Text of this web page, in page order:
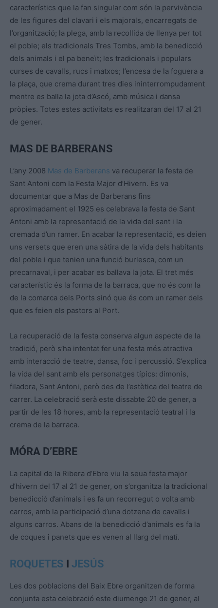
característics que la fan singular com són la pervivència
de les figures del clavari i els majorals, encarregats de
l’organització; la plega, amb la recollida de llenya per tot
el poble; els tradicionals Tres Tombs, amb la benedicció
dels animals i el pa beneït; les tradicionals i populars
curses de cavalls, rucs i matxos; l’encesa de la foguera a
la plaça, que crema durant tres dies ininterrompudament
mentre es balla la jota d’Ascó, amb música i dansa
pròpies. Totes estes activitats es realitzaran del 17 al 21
de gener.
MAS DE BARBERANS
L’any 2008 Mas de Barberans va recuperar la festa de
Sant Antoni com la Festa Major d’Hivern. Es va
documentar que a Mas de Barberans fins
aproximadament el 1925 es celebrava la festa de Sant
Antoni amb la representació de la vida del sant i la
cremada d’un ramer. En acabar la representació, es deien
uns versets que eren una sàtira de la vida dels habitants
del poble i que tenien una funció burlesca, com un
precarnaval, i per acabar es ballava la jota. El tret més
característic és la forma de la barraca, que no és com la
de la comarca dels Ports sinó que és com un ramer dels
que es feien els pastors al Port.
La recuperació de la festa conserva algun aspecte de la
tradició, però s’ha intentat fer una festa més atractiva
amb interacció de teatre, dansa, foc i percussió. S’explica
la vida del sant amb els personatges típics: dimonis,
filadora, Sant Antoni, però des de l’estètica del teatre de
carrer. La celebració serà este dissabte 20 de gener, a
partir de les 18 hores, amb la representació teatral i la
crema de la barraca.
MÓRA D’EBRE
La capital de la Ribera d’Ebre viu la seua festa major
d’hivern del 17 al 21 de gener, on s’organitza la tradicional
benedicció d’animals i es fa un recorregut o volta amb
carros, amb la participació d’una dotzena de cavalls i
alguns carros. Abans de la benedicció d’animals es fa la
de coques i panets que es venen al llarg del matí.
ROQUETES I JESÚS
Les dos poblacions del Baix Ebre organitzen de forma
conjunta esta celebració este diumenge 21 de gener, al